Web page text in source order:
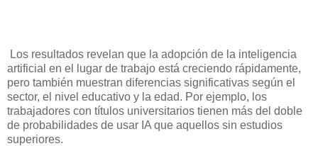
Los resultados revelan que la adopción de la inteligencia
artificial en el lugar de trabajo está creciendo rápidamente,
pero también muestran diferencias significativas según el
sector, el nivel educativo y la edad. Por ejemplo, los
trabajadores con títulos universitarios tienen más del doble
de probabilidades de usar IA que aquellos sin estudios
superiores.